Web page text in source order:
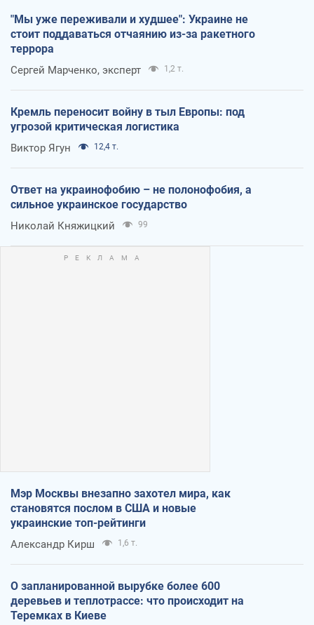
"Мы уже переживали и худшее": Украине не
стоит поддаваться отчаянию из-за ракетного
террора
Сергей Марченко, эксперт 1,2 т.
Кремль переносит войну в тыл Европы: под
угрозой критическая логистика
Виктор Ягун 12,4 т.
Ответ на украинофобию – не полонофобия, а
сильное украинское государство
Николай Княжицкий 99
Мэр Москвы внезапно захотел мира, как
становятся послом в США и новые
украинские топ-рейтинги
Александр Кирш 1,6 т.
О запланированной вырубке более 600
деревьев и теплотрассе: что происходит на
Теремках в Киеве